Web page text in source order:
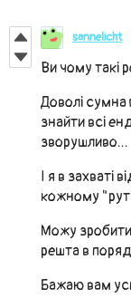
sannelicht
Ви чому такі
Доволі
знайти всі
зворушливо...
І я в захваті
кожному
Можу
решта в
Бажаю вам